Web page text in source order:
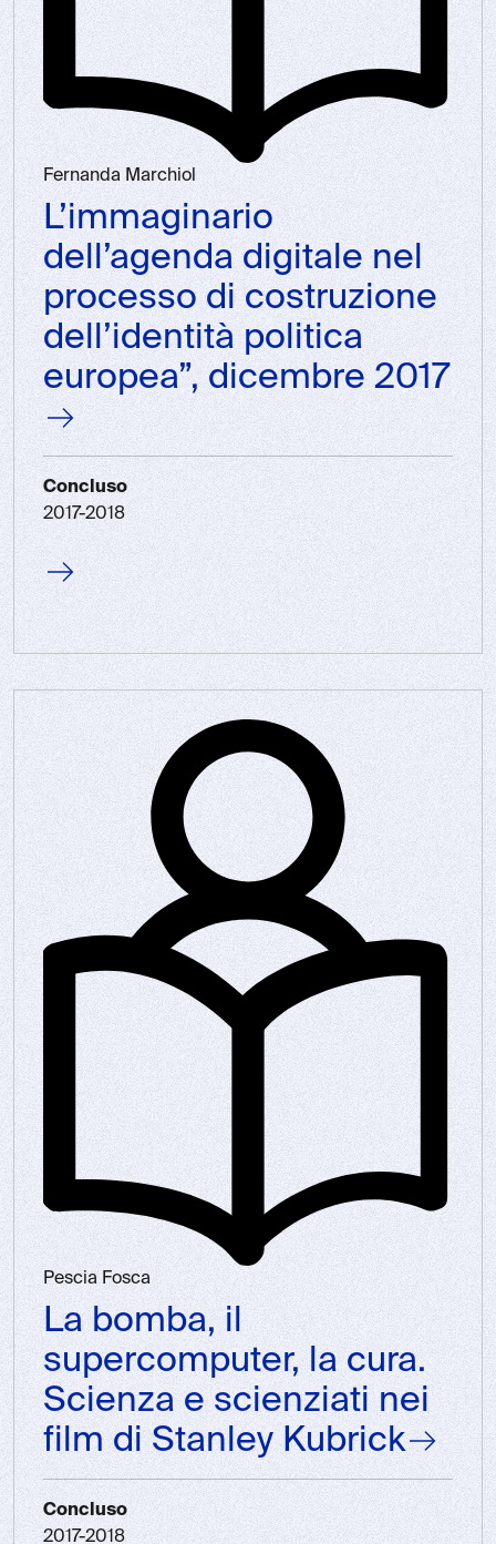
Fernanda Marchiol
L’immaginario
dell’agenda digitale nel
processo di costruzione
dell’identità politica
europea”, dicembre 2017
Concluso
2017-2018
Pescia Fosca
La bomba, il
supercomputer, la cura.
Scienza e scienziati nei
film di Stanley Kubrick
Concluso
2017-2018